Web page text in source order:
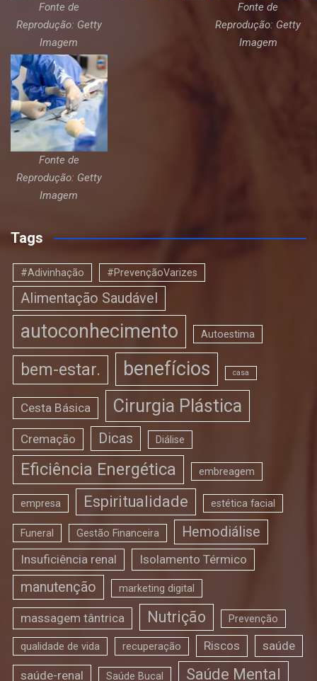
Fonte de
Reprodução: Getty
Imagem
Fonte de
Reprodução: Getty
Imagem
Fonte de
Reprodução: Getty
Imagem
Tags
#Adivinhação #PrevençãoVarizes
Alimentação Saudável
autoconhecimento Autoestima
bem-estar. benefícios casa
Cesta Básica Cirurgia Plástica
Cremação Dicas Diálise
Eficiência Energética embreagem
empresa Espiritualidade estética facial
Funeral Gestão Financeira Hemodiálise
Insuficiência renal Isolamento Térmico
manutenção marketing digital
massagem tântrica Nutrição Prevenção
qualidade de vida recuperação Riscos saúde
saúde-renal Saúde Bucal Saúde Mental